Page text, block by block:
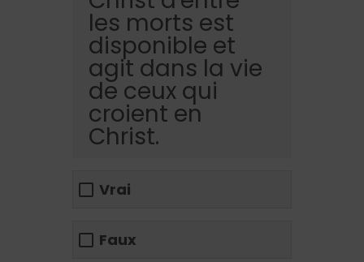
les morts est
disponible et
agit dans la vie
de ceux qui
croient en
Christ.
Vrai
Faux